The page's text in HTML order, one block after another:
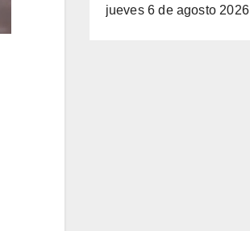
jueves 6 de agosto 2026